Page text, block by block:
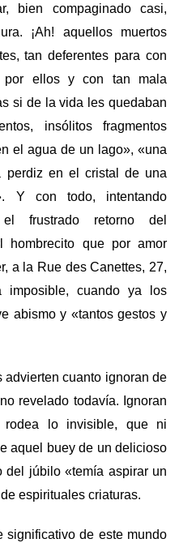
bien compaginado casi,
¡Ah! aquellos muertos
tan deferentes para con
por ellos y con tan mala
si de la vida les quedaban
insólitos fragmentos
el agua de un lago», «una
perdiz en el cristal de una
Y con todo, intentando
frustrado retorno del
hombrecito que por amor
a la Rue des Canettes, 27,
imposible, cuando ya los
abismo y «tantos gestos y
advierten cuanto ignoran de
revelado todavía. Ignoran
lo invisible, que ni
aquel buey de un delicioso
del júbilo «temía aspirar un
espirituales criaturas.
significativo de este mundo